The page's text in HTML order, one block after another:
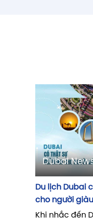
Dubai
Du lịch Dubai
cho người
Khi nhắc đến